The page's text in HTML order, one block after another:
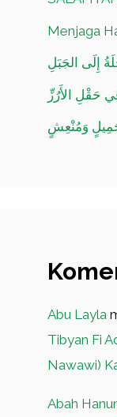
Menjaga
إِلَى الجَبَلِ
حَقْلِ الأَرُزِّ
وَمُنْعِشٍ
Abu Layla
Tibyan Fi
Nawawi)
Abah